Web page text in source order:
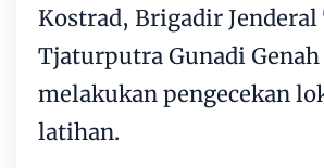
Kostrad, Brigadir Jenderal
Tjaturputra Gunadi
melakukan pengecekan
latihan.